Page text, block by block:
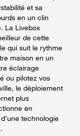
et sa
en un clin
La Livebox
de cette
qui suit le rythme
maison en un
éclairage
ou pilotez vos
le déploiement
plus
en
technologie